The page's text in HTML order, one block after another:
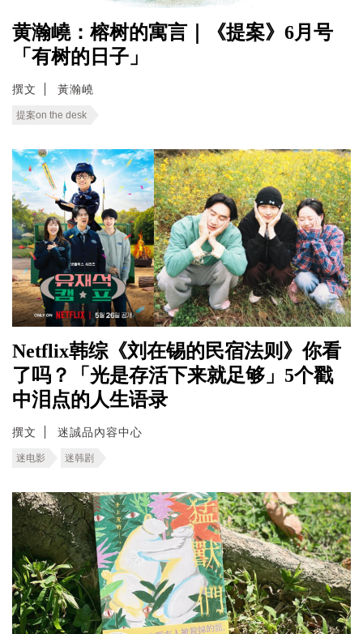
黄瀚嶢：榕树的寓言｜《提案》6月号
「有树的日子」
撰文 黃瀚嶢
提案on the desk
Netflix韩综《刘在锡的民宿法则》你看
了吗？「光是存活下来就足够」5个戳
中泪点的人生语录
撰文 迷誠品內容中心
迷电影 迷韩剧